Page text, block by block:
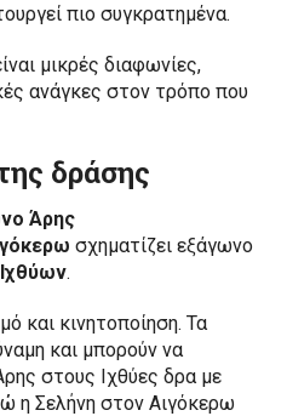
πιο συγκρατημένα.
μικρές διαφωνίες,
ανάγκες στον τρόπο που
δράσης
Άρης
σχηματίζει εξάγωνο
.
και κινητοποίηση. Τα
και μπορούν να
στους Ιχθύες δρα με
η Σελήνη στον Αιγόκερω